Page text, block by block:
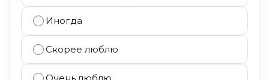
Иногда
Скорее люблю